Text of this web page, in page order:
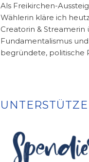
Als Freikirchen-
Wählerin kläre ich
Creatorin & Streamerin
Fundamentalismus
begründete, politische